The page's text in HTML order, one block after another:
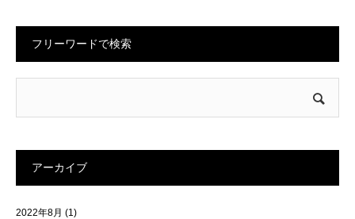
フリーワードで検索
アーカイブ
2022年8月 (1)